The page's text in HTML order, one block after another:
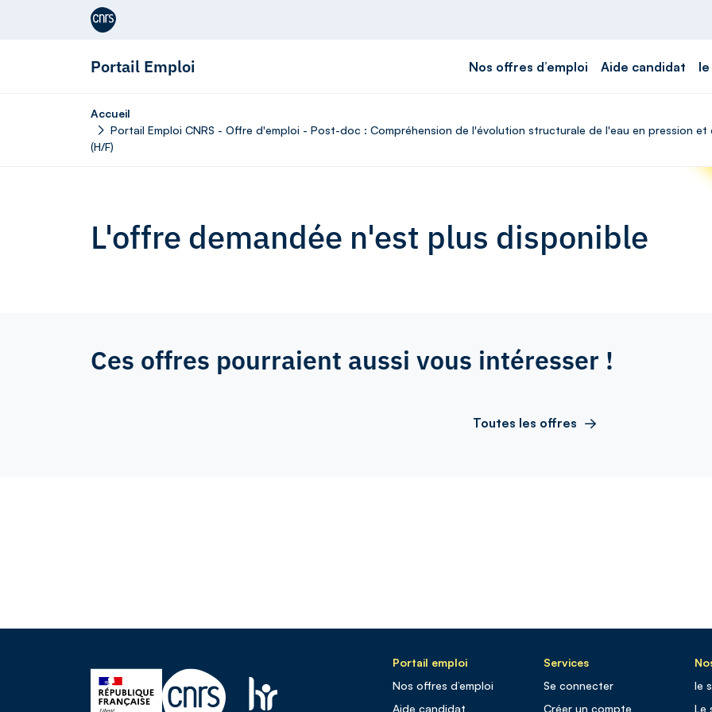
Aller au contenu
Portail Emploi Nos offres d’emploi Aide candidat
Accueil
Portail Emploi CNRS - Offre d'emploi - Post-doc : Compréhension de l'évolution structurale de l'eau en pression
(H/F)
L'offre demandée n'est plus disponible
Ces offres pourraient aussi vous intéresser !
Toutes les offres
Portail emploi
Nos offres d’emploi
Aide candidat
Services
Se connecter
Créer un compte
le
Le